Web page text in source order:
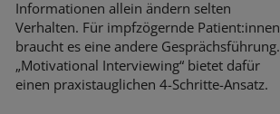
Informationen allein ändern selten
Verhalten. Für impfzögernde Patient:innen
braucht es eine andere Gesprächsführung.
„Motivational Interviewing“ bietet dafür
einen praxistauglichen 4-Schritte-Ansatz.